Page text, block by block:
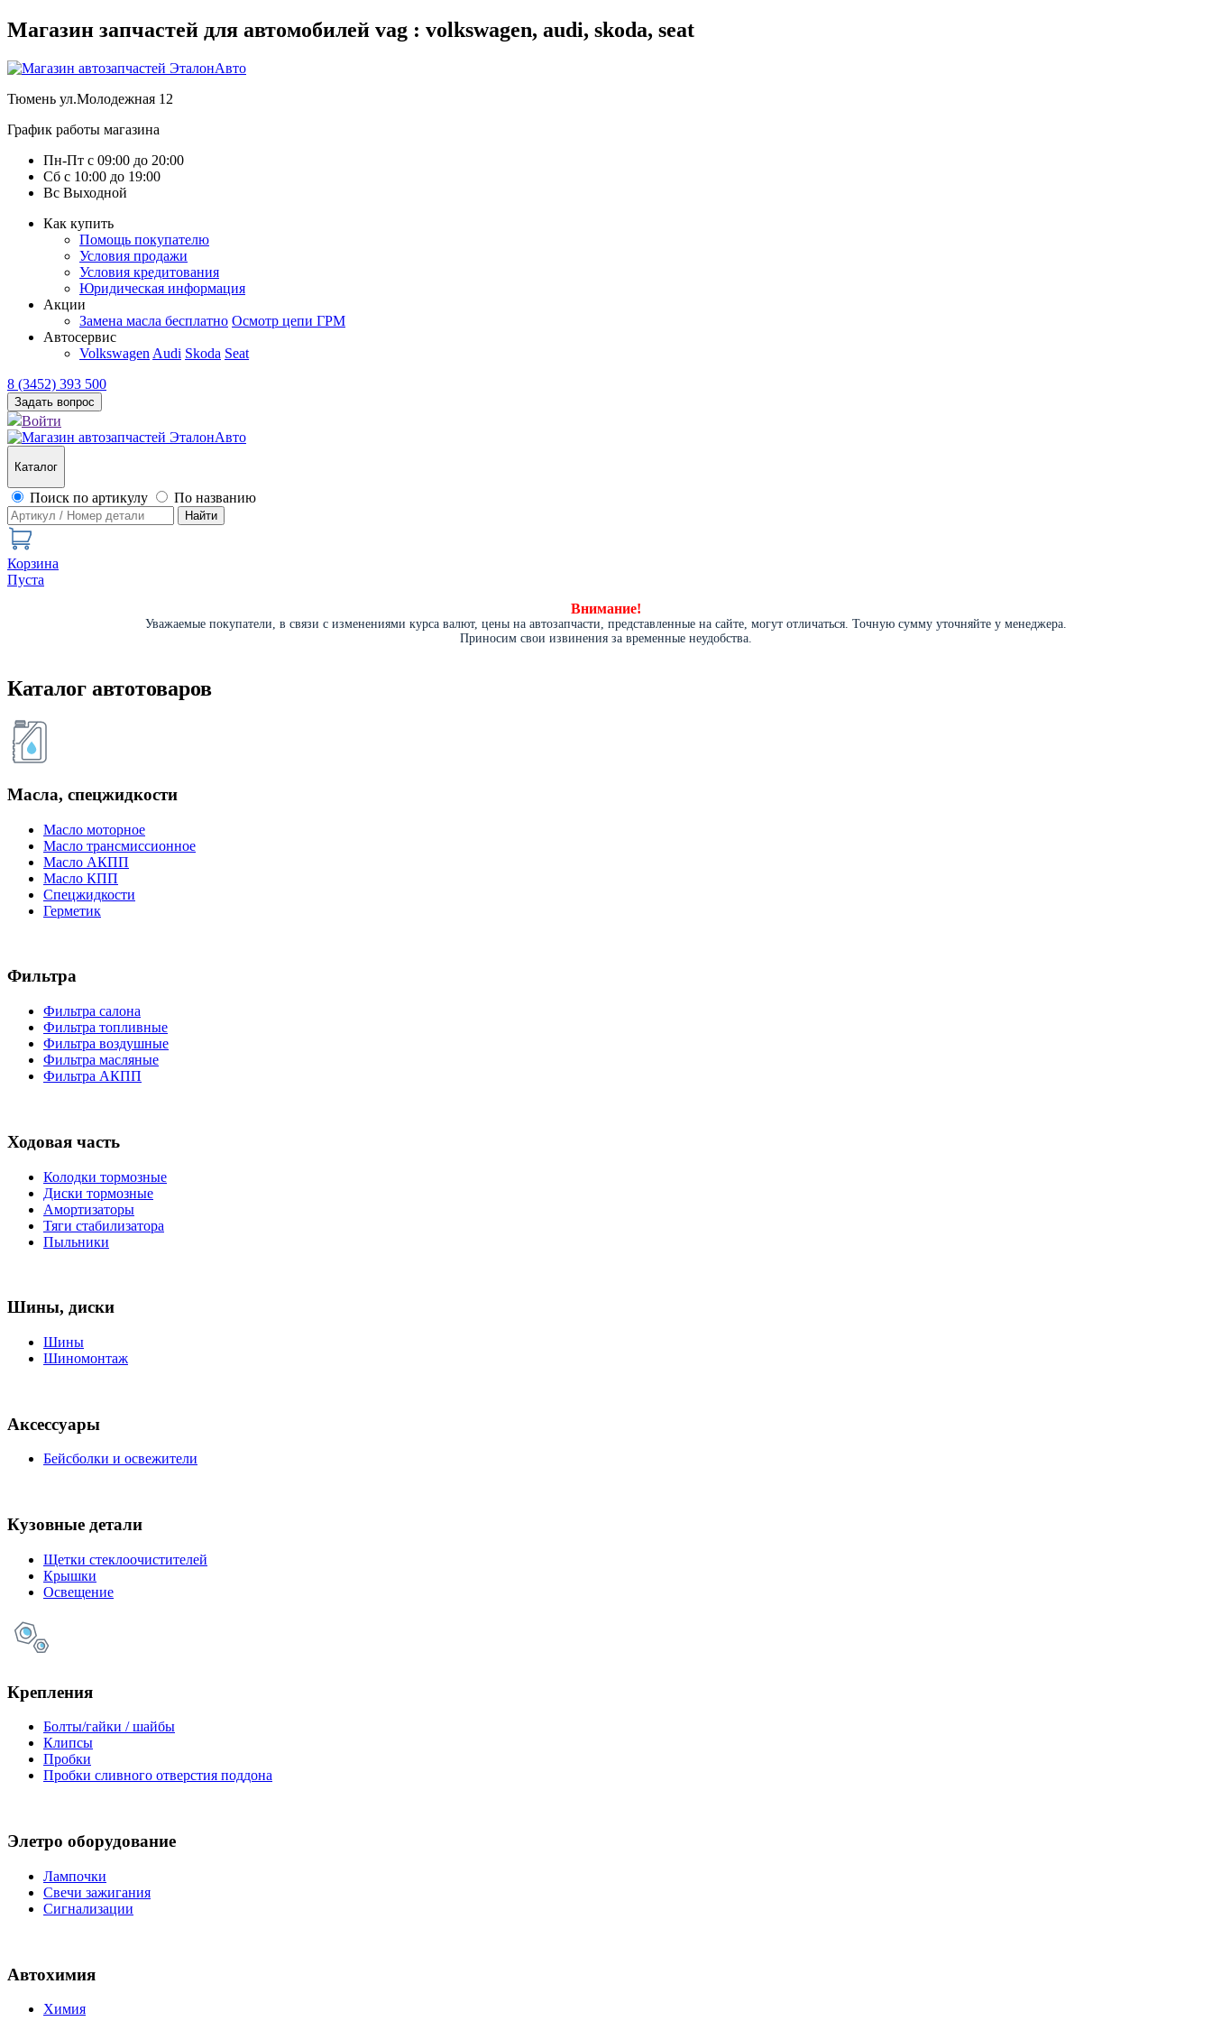
Магазин запчастей для автомобилей vag : volkswagen, audi, skoda, seat
Тюмень ул.Молодежная 12
График работы магазина
Пн-Пт с 09:00 до 20:00
Сб с 10:00 до 19:00
Вс Выходной
Как купить
Помощь покупателю
Условия продажи
Условия кредитования
Юридическая информация
Акции
Замена масла бесплатно Осмотр цепи ГРМ
Автосервис
Volkswagen Audi Skoda Seat
8 (3452) 393 500
Задать вопрос
Войти
Каталог
Поиск по артикулу По названию
Найти
Корзина
Пуста
Внимание!
Уважаемые покупатели, в связи с изменениями курса валют, цены на автозапчасти, представленные на сайте, могут отличаться. Точную сумму уточняйте у менеджера.
Приносим свои извинения за временные неудобства.
Каталог автотоваров
Масла, спецжидкости
Масло моторное
Масло трансмиссионное
Масло АКПП
Масло КПП
Спецжидкости
Герметик
Фильтра
Фильтра салона
Фильтра топливные
Фильтра воздушные
Фильтра масляные
Фильтра АКПП
Ходовая часть
Колодки тормозные
Диски тормозные
Амортизаторы
Тяги стабилизатора
Пыльники
Шины, диски
Шины
Шиномонтаж
Аксессуары
Бейсболки и освежители
Кузовные детали
Щетки стеклоочистителей
Крышки
Освещение
Крепления
Болты/гайки / шайбы
Клипсы
Пробки
Пробки сливного отверстия поддона
Элетро оборудование
Лампочки
Свечи зажигания
Сигнализации
Автохимия
Химия